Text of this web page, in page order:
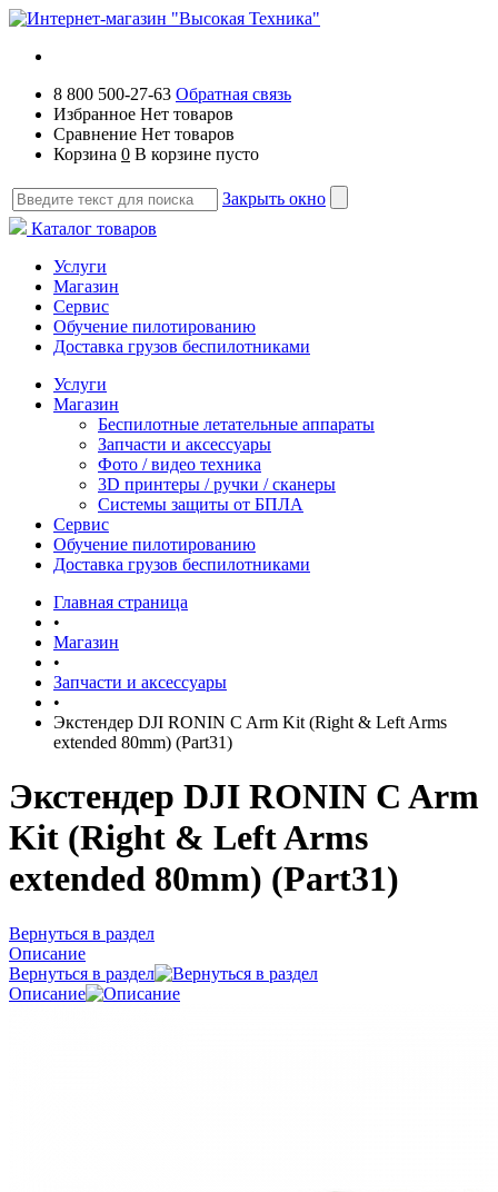
8 800 500-27-63 Обратная связь
Избранное Нет товаров
Сравнение Нет товаров
Корзина 0 В корзине пусто
Закрыть окно
Каталог товаров
Услуги
Магазин
Сервис
Обучение пилотированию
Доставка грузов беспилотниками
Услуги
Магазин
Беспилотные летательные аппараты
Запчасти и аксессуары
Фото / видео техника
3D принтеры / ручки / сканеры
Системы защиты от БПЛА
Сервис
Обучение пилотированию
Доставка грузов беспилотниками
Главная страница
•
Магазин
•
Запчасти и аксессуары
•
Экстендер DJI RONIN C Arm Kit (Right & Left Arms
extended 80mm) (Part31)
Экстендер DJI RONIN C Arm
Kit (Right & Left Arms
extended 80mm) (Part31)
Вернуться в раздел
Описание
Вернуться в раздел
Описание